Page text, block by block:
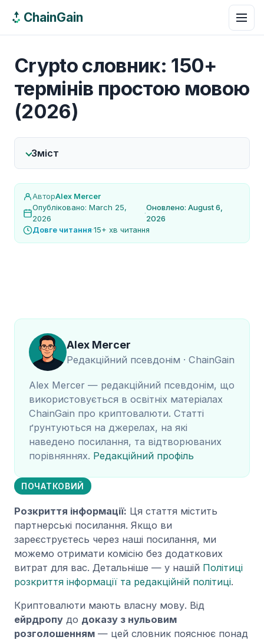
ChainGain
Crypto словник: 150+
термінів простою мовою
(2026)
Зміст
АвторAlex Mercer
Опубліковано: March 25,
2026
·
Оновлено: August 6,
2026
Довге читання·15+ хв читання
Alex Mercer
Редакційний псевдонім · ChainGain
Alex Mercer — редакційний псевдонім, що
використовується в освітніх матеріалах
ChainGain про криптовалюти. Статті
ґрунтуються на джерелах, на які
наведено посилання, та відтворюваних
порівняннях. Редакційний профіль
ПОЧАТКОВИЙ
Розкриття інформації: Ця стаття містить
партнерські посилання. Якщо ви
зареєструєтесь через наші посилання, ми
можемо отримати комісію без додаткових
витрат для вас. Детальніше — у нашій Політиці
розкриття інформації та редакційній політиці.
Криптовалюти мають власну мову. Від
ейрдропу до доказу з нульовим
розголошенням — цей словник пояснює понад